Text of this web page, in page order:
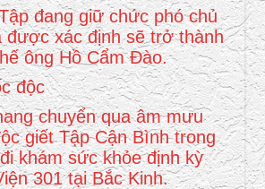
đang giữ chức phó chủ
được xác định sẽ trở thành
ông Hồ Cẩm Đào.
độc
chuyển qua âm mưu
giết Tập Cận Bình trong
khám sức khỏe định kỳ
301 tại Bắc Kinh.